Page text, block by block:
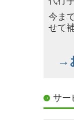
今ま
せて
→
サー